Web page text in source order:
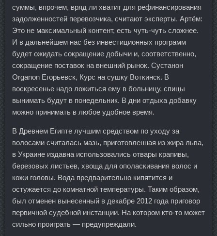
суммы, впрочем, вряд ли хватит для рефинансирования
задолженностей перевозчика, считают эксперты. Артём:
Это не максимальный контент, есть чуть-чуть сложнее.
И в дальнейшем нас без инвестиционных программ
будет ожидать сокращение добычи и, соответственно,
сокращение поставок на внешний рынок. Сустанон
Organon Егорьевск, Курс на сушку Воткинск. В
воскресенье надо ложиться ему в больницу, спицы
вынимать будут в понедельник. В дни отдыха добавку
можно принимать в любое удобное время.
В Древнем Египте лучшим средством по уходу за
волосами считалась мазь, приготовленная из жира льва,
в Украине издавна использовались отвары крапивы,
березовых листьев, хвоща для ополаскивания волос и
кожи головы. Вода предварительно кипятится и
остужается до комнатной температуры. Таким образом,
был отменен вынесенный в декабре 2012 года приговор
первичной судебной инстанции. На котором кто-то может
сильно проиграть — предупреждали.